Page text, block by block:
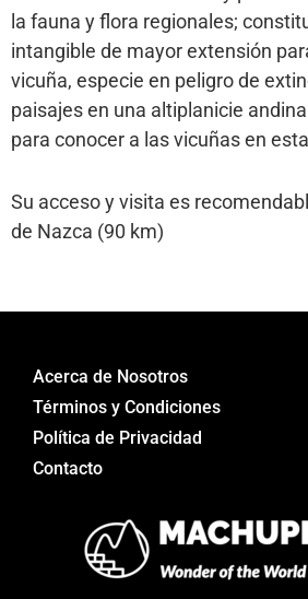
la fauna y flora regionales;
intangible de mayor extensión
vicuña, especie en peligro de
paisajes en una altiplanicie
para conocer a las vicuñas en
Su acceso y visita es
de Nazca (90 km)
Acerca de Nosotros
Términos y Condiciones
Política de Privacidad
Contacto